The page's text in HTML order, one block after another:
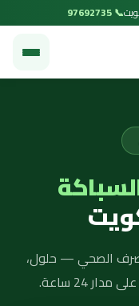
📞 97692735
الصحي — حلول،
24 ساعة.